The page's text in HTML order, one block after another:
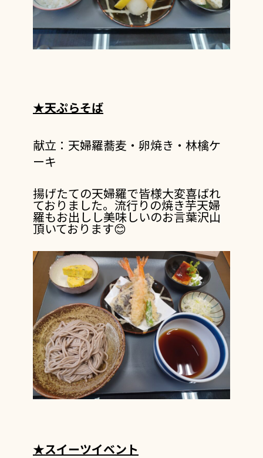
★天ぷらそば
献立：天婦羅蕎麦・卵焼き・林檎ケ
ーキ
揚げたての天婦羅で皆様大変喜ばれ
ておりました。流行りの焼き芋天婦
羅もお出しし美味しいのお言葉沢山
頂いております😊
★スイーツイベント